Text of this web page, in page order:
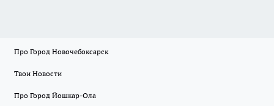
Про Город Новочебоксарск
Твои Новости
Про Город Йошкар-Ола